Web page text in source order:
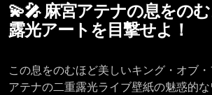
💫🎤 麻宮アテナの息をの
露光アートを目撃せよ！
この息をのむほど美しいキング・オブ
アテナの二重露光ライブ壁紙の魅惑的